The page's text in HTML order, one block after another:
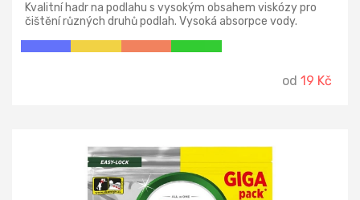
Kvalitní hadr na podlahu s vysokým obsahem viskózy pro
čištění různých druhů podlah. Vysoká absorpce vody.
od 19 Kč